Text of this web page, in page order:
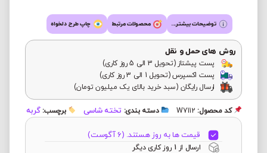
توضیحات بیشتر... محصولات مرتبط چاپ طرح دلخواه
روش های حمل و نقل
پست پیشتاز (تحویل 3 الی 5 روز کاری)
پست اکسپرس (تحویل 1 الی 3 روز کاری)
ارسال رایگان (سبد خرید بالای یک میلیون تومان)
کد محصول: W7112 دسته بندی: تخته شاسی برچسب: گربه
قیمت ها به روز هستند. (6 آگوست)
ارسال از 1 روز کاری دیگر